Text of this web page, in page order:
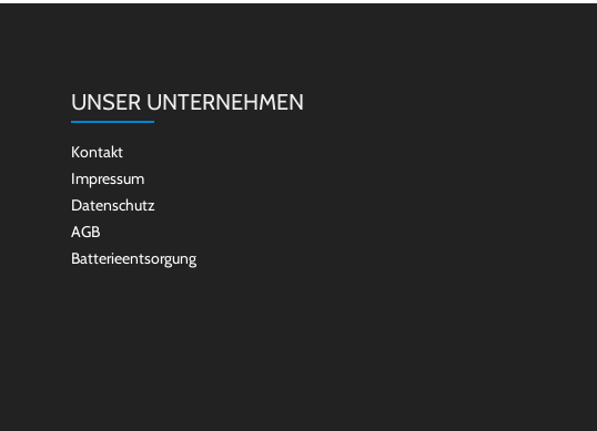
UNSER UNTERNEHMEN
Kontakt
Impressum
Datenschutz
AGB
Batterieentsorgung